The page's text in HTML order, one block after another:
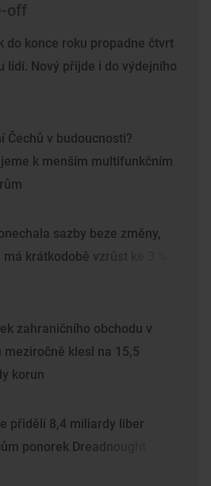
off
do konce roku propadne čtvrt
lidí. Nový přijde i do výdejního
Čechů v budoucnosti?
k menším multifunkčním
sazby beze změny,
krátkodobě vzrůst ke 3 %
zahraničního obchodu v
meziročně klesl na 15,5
korun
přidělí 8,4 miliardy liber
ponorek Dreadnought